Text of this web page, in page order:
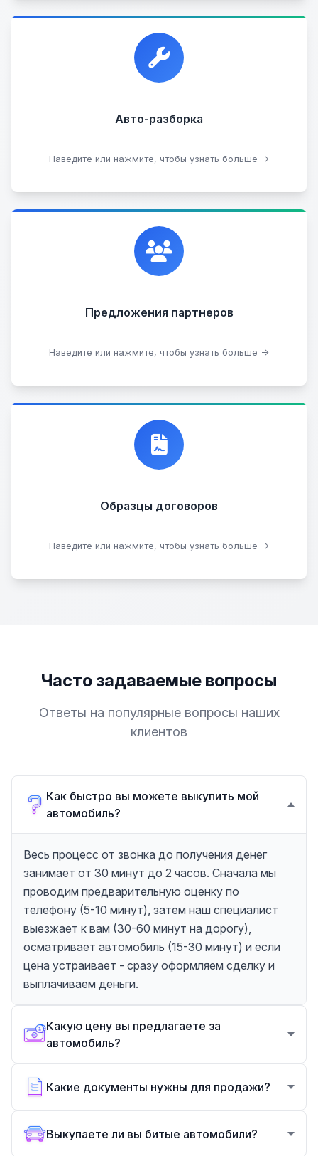
Авто-разборка
Наведите или нажмите, чтобы узнать больше →
Прием автомобилей для разборки на запчасти в
любом состоянии.
Сдать на разборку
Предложения партнеров
Наведите или нажмите, чтобы узнать больше →
Сотрудничаем с лучшими организациями. Если у
вас есть интересные идеи, мы всегда открыты к
сотрудничеству.
Стать партнером
Образцы договоров
Наведите или нажмите, чтобы узнать больше →
Договор купли-продажи
Скачать образцы
Часто задаваемые вопросы
Ответы на популярные вопросы наших
клиентов
Как быстро вы можете выкупить мой
автомобиль?
Весь процесс от звонка до получения денег
занимает от 30 минут до 2 часов. Сначала мы
проводим предварительную оценку по
телефону (5-10 минут), затем наш специалист
выезжает к вам (30-60 минут на дорогу),
осматривает автомобиль (15-30 минут) и если
цена устраивает - сразу оформляем сделку и
выплачиваем деньги.
Какую цену вы предлагаете за
автомобиль?
Какие документы нужны для продажи?
Выкупаете ли вы битые автомобили?